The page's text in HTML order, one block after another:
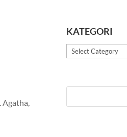
Agatha,
KATEGORI
Kategori